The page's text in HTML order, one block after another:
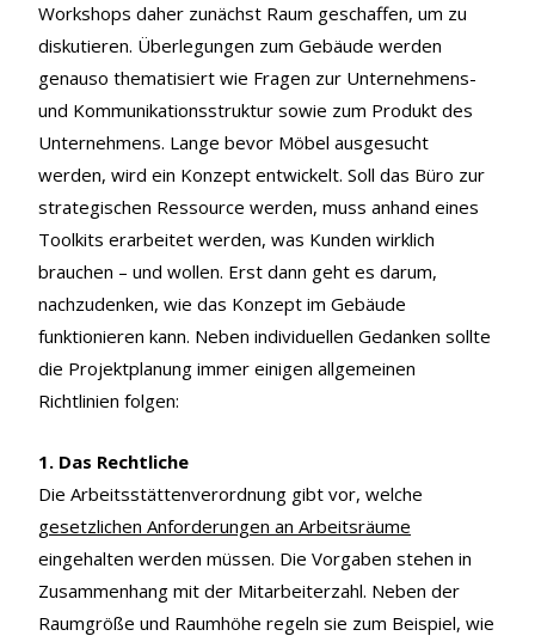
Workshops daher zunächst Raum geschaffen, um zu
diskutieren. Überlegungen zum Gebäude werden
genauso thematisiert wie Fragen zur Unternehmens-
und Kommunikationsstruktur sowie zum Produkt des
Unternehmens. Lange bevor Möbel ausgesucht
werden, wird ein Konzept entwickelt. Soll das Büro zur
strategischen Ressource werden, muss anhand eines
Toolkits erarbeitet werden, was Kunden wirklich
brauchen – und wollen. Erst dann geht es darum,
nachzudenken, wie das Konzept im Gebäude
funktionieren kann. Neben individuellen Gedanken sollte
die Projektplanung immer einigen allgemeinen
Richtlinien folgen:
1. Das Rechtliche
Die Arbeitsstättenverordnung gibt vor, welche
gesetzlichen Anforderungen an Arbeitsräume
eingehalten werden müssen. Die Vorgaben stehen in
Zusammenhang mit der Mitarbeiterzahl. Neben der
Raumgröße und Raumhöhe regeln sie zum Beispiel, wie